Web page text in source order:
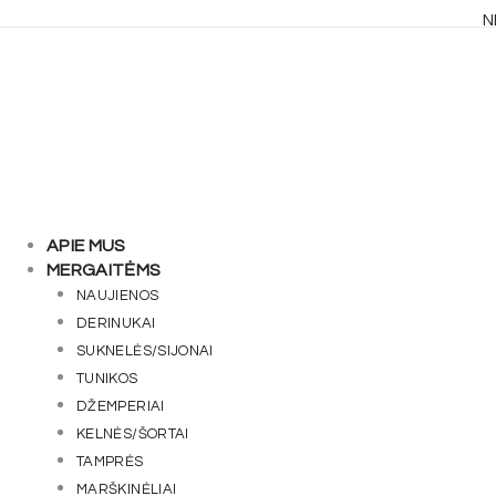
APIE MUS
MERGAITĖMS
NAUJIENOS
DERINUKAI
SUKNELĖS/SIJONAI
TUNIKOS
DŽEMPERIAI
KELNĖS/ŠORTAI
TAMPRĖS
MARŠKINĖLIAI